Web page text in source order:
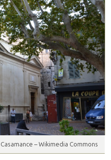
– Wikimedia Commons